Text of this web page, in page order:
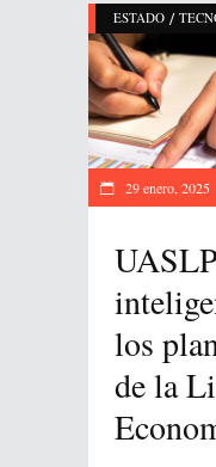
ESTADO /
29 enero, 2025
los
de la